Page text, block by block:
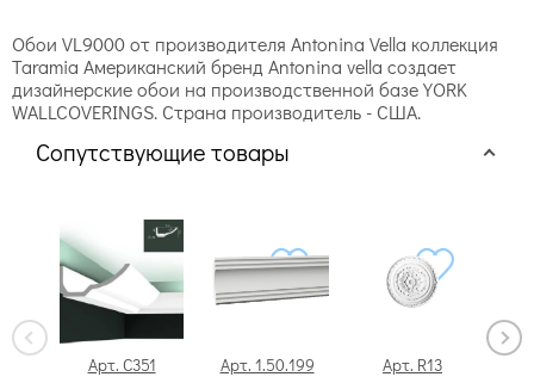
Обои VL9000 от производителя Antonina Vella коллекция
Taramia Американский бренд Antonina vella создает
дизайнерские обои на производственной базе YORK
WALLCOVERINGS. Страна производитель - США.
Сопутствующие товары
Арт. C351 Арт. 1.50.199 Арт. R13